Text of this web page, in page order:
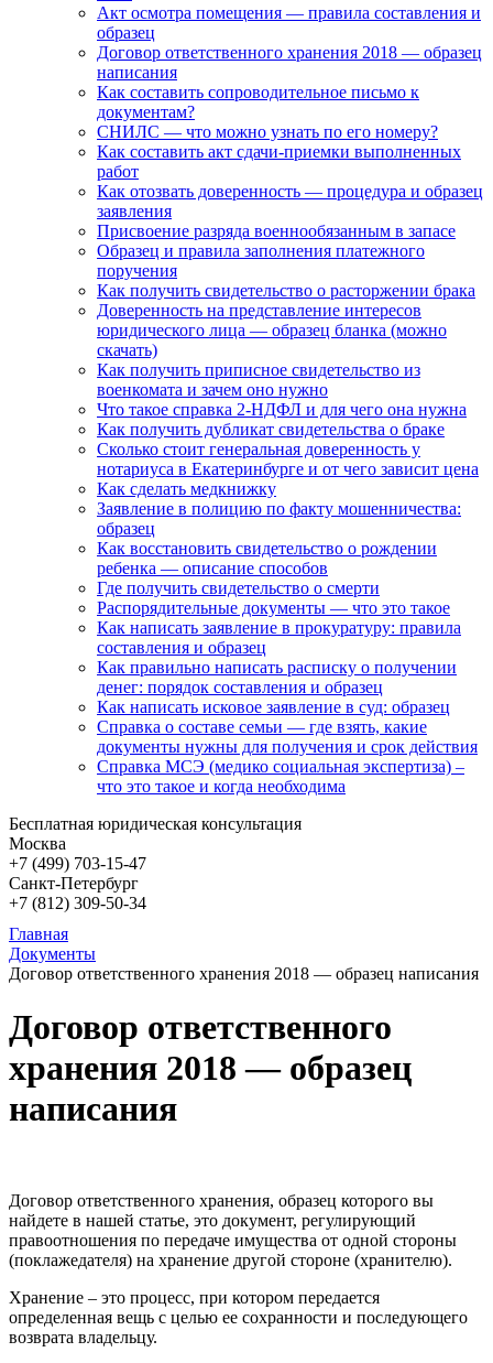
Акт осмотра помещения — правила составления и
образец
Договор ответственного хранения 2018 — образец
написания
Как составить сопроводительное письмо к
документам?
СНИЛС — что можно узнать по его номеру?
Как составить акт сдачи-приемки выполненных
работ
Как отозвать доверенность — процедура и образец
заявления
Присвоение разряда военнообязанным в запасе
Образец и правила заполнения платежного
поручения
Как получить свидетельство о расторжении брака
Доверенность на представление интересов
юридического лица — образец бланка (можно
скачать)
Как получить приписное свидетельство из
военкомата и зачем оно нужно
Что такое справка 2-НДФЛ и для чего она нужна
Как получить дубликат свидетельства о браке
Сколько стоит генеральная доверенность у
нотариуса в Екатеринбурге и от чего зависит цена
Как сделать медкнижку
Заявление в полицию по факту мошенничества:
образец
Как восстановить свидетельство о рождении
ребенка — описание способов
Где получить свидетельство о смерти
Распорядительные документы — что это такое
Как написать заявление в прокуратуру: правила
составления и образец
Как правильно написать расписку о получении
денег: порядок составления и образец
Как написать исковое заявление в суд: образец
Справка о составе семьи — где взять, какие
документы нужны для получения и срок действия
Справка МСЭ (медико социальная экспертиза) –
что это такое и когда необходима
Бесплатная юридическая консультация
Москва
+7 (499) 703-15-47
Санкт-Петербург
+7 (812) 309-50-34
Главная
Документы
Договор ответственного хранения 2018 — образец написания
Договор ответственного
хранения 2018 — образец
написания
Договор ответственного хранения, образец которого вы
найдете в нашей статье, это документ, регулирующий
правоотношения по передаче имущества от одной стороны
(поклажедателя) на хранение другой стороне (хранителю).
Хранение – это процесс, при котором передается
определенная вещь с целью ее сохранности и последующего
возврата владельцу.